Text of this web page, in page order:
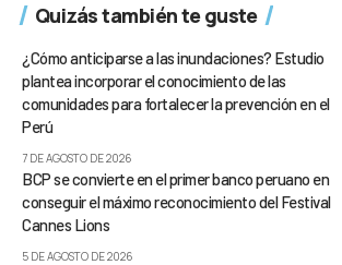
Quizás también te guste
¿Cómo anticiparse a las inundaciones? Estudio
plantea incorporar el conocimiento de las
comunidades para fortalecer la prevención en el
Perú
7 DE AGOSTO DE 2026
BCP se convierte en el primer banco peruano en
conseguir el máximo reconocimiento del Festival
Cannes Lions
5 DE AGOSTO DE 2026